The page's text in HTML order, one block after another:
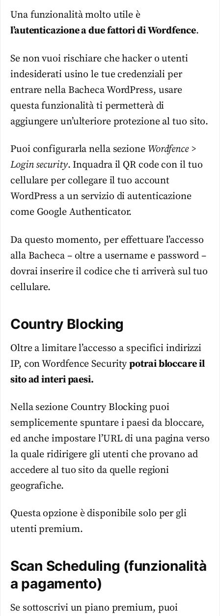
Una funzionalità molto utile è
l’autenticazione a due fattori di Wordfence.
Se non vuoi rischiare che hacker o utenti
indesiderati usino le tue credenziali per
entrare nella Bacheca WordPress, usare
questa funzionalità ti permetterà di
aggiungere un’ulteriore protezione al tuo sito.
Puoi configurarla nella sezione Wordfence >
Login security. Inquadra il QR code con il tuo
cellulare per collegare il tuo account
WordPress a un servizio di autenticazione
come Google Authenticator.
Da questo momento, per effettuare l’accesso
alla Bacheca – oltre a username e password –
dovrai inserire il codice che ti arriverà sul tuo
cellulare.
Country Blocking
Oltre a limitare l’accesso a specifici indirizzi
IP, con Wordfence Securitypotrai bloccare il
sito ad interi paesi.
Nella sezione Country Blocking puoi
semplicemente spuntare i paesi da bloccare,
ed anche impostare l’URL di una pagina verso
la quale ridirigere gli utenti che provano ad
accedere al tuo sito da quelle regioni
geografiche.
Questa opzione è disponibile solo per gli
utenti premium.
Scan Scheduling (funzionalità
a pagamento)
Se sottoscrivi un piano premium, puoi